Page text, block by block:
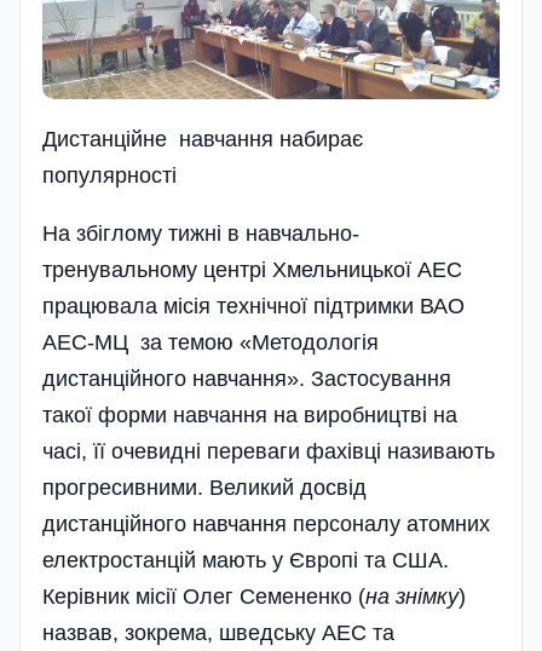
Дистанційне навчання набирає
популярності
На збіглому тижні в навчально-
тренувальному центрі Хмельницької АЕС
працювала місія технічної підтримки ВАО
АЕС-МЦ за темою «Методологія
дистанційного нав­чання». Застосування
такої форми навчання на виробництві на
часі, її очевидні переваги фахівці називають
прогресивними. Великий досвід
дистанційного навчання персоналу атомних
електростанцій мають у Європі та США.
Керівник місії Олег Семененко (на знімку)
назвав, зокрема, шведську АЕС та